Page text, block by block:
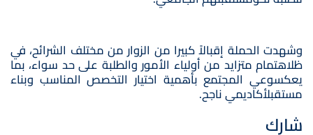
وشهدت الحملة إقبالاً كبيرا من الزوار من مختلف الشرائح، في
ظلاهتمام متزايد من أولياء الأمور والطلبة على حد سواء، بما
يعكسوعي المجتمع بأهمية اختيار التخصص المناسب وبناء
مستقبلأكاديمي ناجح.
شارك